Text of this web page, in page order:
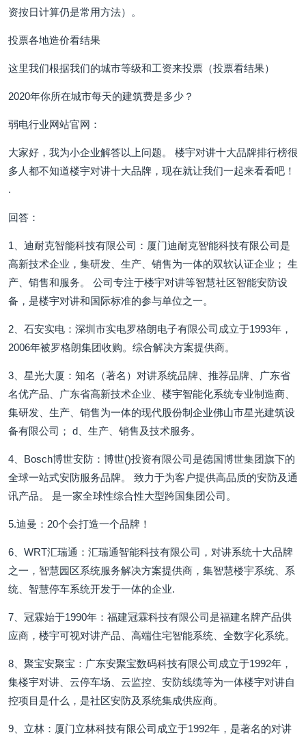
资按日计算仍是常用方法）。
投票各地造价看结果
这里我们根据我们的城市等级和工资来投票（投票看结果）
2020年你所在城市每天的建筑费是多少？
弱电行业网站官网：
大家好，我为小企业解答以上问题。 楼宇对讲十大品牌排行榜很
多人都不知道楼宇对讲十大品牌，现在就让我们一起来看看吧！
.
回答：
1、迪耐克智能科技有限公司：厦门迪耐克智能科技有限公司是
高新技术企业，集研发、生产、销售为一体的双软认证企业； 生
产、销售和服务。 公司专注于楼宇对讲等智慧社区智能安防设
备，是楼宇对讲和国际标准的参与单位之一。
2、石安实电：深圳市实电罗格朗电子有限公司成立于1993年，
2006年被罗格朗集团收购。综合解决方案提供商。
3、星光大厦：知名（著名）对讲系统品牌、推荐品牌、广东省
名优产品、广东省高新技术企业、楼宇智能化系统专业制造商、
集研发、生产、销售为一体的现代股份制企业佛山市星光建筑设
备有限公司； d、生产、销售及技术服务。
4、Bosch博世安防：博世()投资有限公司是德国博世集团旗下的
全球一站式安防服务品牌。 致力于为客户提供高品质的安防及通
讯产品。 是一家全球性综合性大型跨国集团公司。
5.迪曼：20个会打造一个品牌！
6、WRT汇瑞通：汇瑞通智能科技有限公司，对讲系统十大品牌
之一，智慧园区系统服务解决方案提供商，集智慧楼宇系统、系
统、智慧停车系统开发于一体的企业.
7、冠霖始于1990年：福建冠霖科技有限公司是福建名牌产品供
应商，楼宇可视对讲产品、高端住宅智能系统、全数字化系统。
8、聚宝安聚宝：广东安聚宝数码科技有限公司成立于1992年，
集楼宇对讲、云停车场、云监控、安防线缆等为一体楼宇对讲自
控项目是什么，是社区安防及系统集成供应商。
9、立林：厦门立林科技有限公司成立于1992年，是著名的对讲